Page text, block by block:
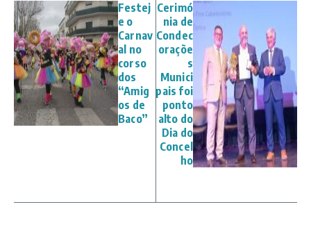
Festej
e o
Carnav
al no
corso
dos
“Amig
os de
Baco”
Cerimó
nia de
Condec
oraçõe
s
Munici
pais foi
ponto
alto do
Dia do
Concel
ho